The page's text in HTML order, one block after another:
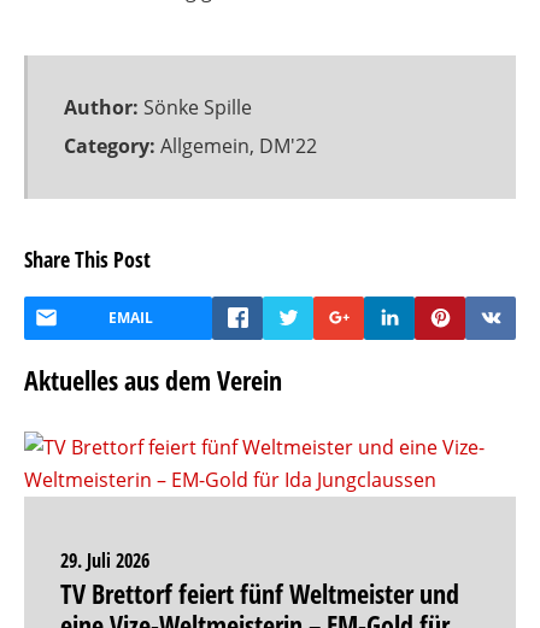
Author: Sönke Spille
Category: Allgemein, DM'22
Share This Post
EMAIL
Aktuelles aus dem Verein
29. Juli 2026
TV Brettorf feiert fünf Weltmeister und